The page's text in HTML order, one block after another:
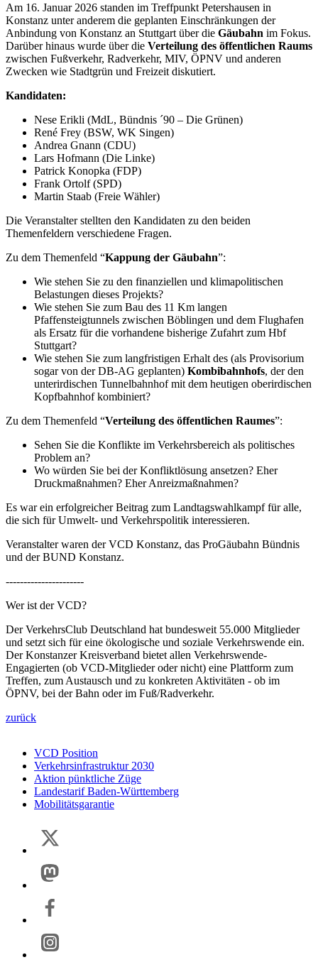
Am 16. Januar 2026 standen im Treffpunkt Petershausen in
Konstanz unter anderem die geplanten Einschränkungen der
Anbindung von Konstanz an Stuttgart über die Gäubahn im Fokus.
Darüber hinaus wurde über die Verteilung des öffentlichen Raums
zwischen Fußverkehr, Radverkehr, MIV, ÖPNV und anderen
Zwecken wie Stadtgrün und Freizeit diskutiert.
Kandidaten:
Nese Erikli (MdL, Bündnis ´90 – Die Grünen)
René Frey (BSW, WK Singen)
Andrea Gnann (CDU)
Lars Hofmann (Die Linke)
Patrick Konopka (FDP)
Frank Ortolf (SPD)
Martin Staab (Freie Wähler)
Die Veranstalter stellten den Kandidaten zu den beiden
Themenfeldern verschiedene Fragen.
Zu dem Themenfeld “Kappung der Gäubahn”:
Wie stehen Sie zu den finanziellen und klimapolitischen
Belastungen dieses Projekts?
Wie stehen Sie zum Bau des 11 Km langen
Pfaffensteigtunnels zwischen Böblingen und dem Flughafen
als Ersatz für die vorhandene bisherige Zufahrt zum Hbf
Stuttgart?
Wie stehen Sie zum langfristigen Erhalt des (als Provisorium
sogar von der DB-AG geplanten) Kombibahnhofs, der den
unterirdischen Tunnelbahnhof mit dem heutigen oberirdischen
Kopfbahnhof kombiniert?
Zu dem Themenfeld “Verteilung des öffentlichen Raumes”:
Sehen Sie die Konflikte im Verkehrsbereich als politisches
Problem an?
Wo würden Sie bei der Konfliktlösung ansetzen? Eher
Druckmaßnahmen? Eher Anreizmaßnahmen?
Es war ein erfolgreicher Beitrag zum Landtagswahlkampf für alle,
die sich für Umwelt- und Verkehrspolitik interessieren.
Veranstalter waren der VCD Konstanz, das ProGäubahn Bündnis
und der BUND Konstanz.
----------------------
Wer ist der VCD?
Der VerkehrsClub Deutschland hat bundesweit 55.000 Mitglieder
und setzt sich für eine ökologische und soziale Verkehrswende ein.
Der Konstanzer Kreisverband bietet allen Verkehrswende-
Engagierten (ob VCD-Mitglieder oder nicht) eine Plattform zum
Treffen, zum Austausch und zu konkreten Aktivitäten - ob im
ÖPNV, bei der Bahn oder im Fuß/Radverkehr.
zurück
VCD Position
Verkehrsinfrastruktur 2030
Aktion pünktliche Züge
Landestarif Baden-Württemberg
Mobilitätsgarantie